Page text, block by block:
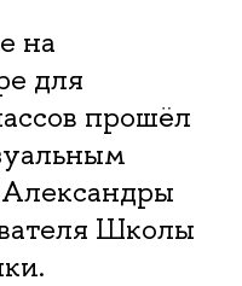
на
для
прошёл
Школы